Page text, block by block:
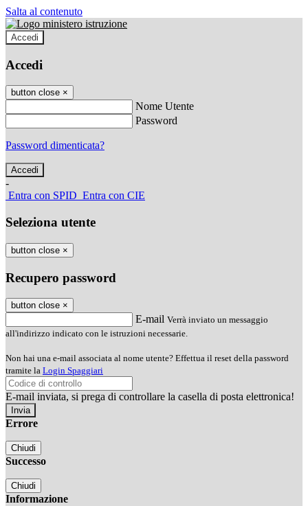
Salta al contenuto
Accedi
Accedi
button close ×
Nome Utente
Password
Password dimenticata?
-
Entra con SPID Entra con CIE
Seleziona utente
button close ×
Recupero password
button close ×
E-mail Verrà inviato un messaggio
all'indirizzo indicato con le istruzioni necessarie.
Non hai una e-mail associata al nome utente? Effettua il reset della password
tramite la Login Spaggiari
E-mail inviata, si prega di controllare la casella di posta elettronica!
Errore
Chiudi
Successo
Chiudi
Informazione